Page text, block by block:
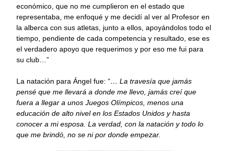
económico, que no me cumplieron en el estado que
representaba, me enfoqué y me decidí al ver al Profesor en
la alberca con sus atletas, junto a ellos, apoyándolos todo el
tiempo, pendiente de cada competencia y resultado, ese es
el verdadero apoyo que requerimos y por eso me fui para
su club…”
La natación para Ángel fue: “… La travesía que jamás
pensé que me llevará a donde me llevo, jamás creí que
fuera a llegar a unos Juegos Olímpicos, menos una
educación de alto nivel en los Estados Unidos y hasta
conocer a mi esposa. La verdad, con la natación y todo lo
que me brindó, no se ni por donde empezar.